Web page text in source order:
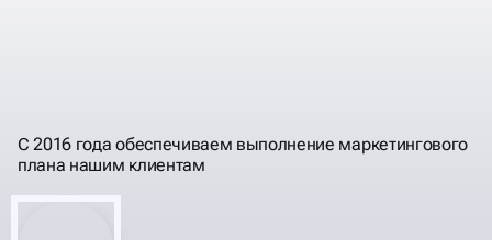
КОНТЕКСТНУЮ РЕКЛАМУ
С 2016 года обеспечиваем выполнение маркетингового
плана нашим клиентам